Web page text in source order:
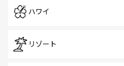
ハワイ
リゾート